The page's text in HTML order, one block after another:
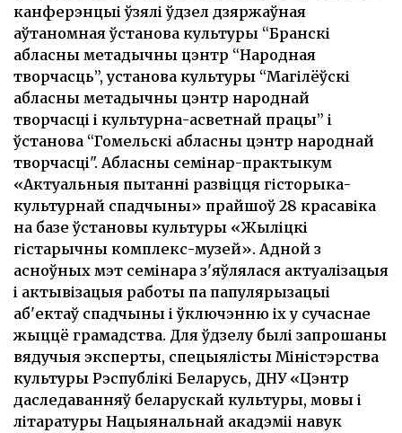
канферэнцыі ўзялі ўдзел дзяржаўная
аўтаномная ўстанова культуры “Бранскі
абласны метадычны цэнтр “Народная
творчасць”, установа культуры “Магілёўскі
абласны метадычны цэнтр народнай
творчасці і культурна-асветнай працы” і
ўстанова “Гомельскі абласны цэнтр народнай
творчасці". Абласны семінар-практыкум
«Актуальныя пытанні развіцця гісторыка-
культурнай спадчыны» прайшоў 28 красавіка
на базе ўстановы культуры «Жыліцкі
гістарычны комплекс-музей». Адной з
асноўных мэт семінара з'яўлялася актуалізацыя
і актывізацыя работы па папулярызацыі
аб'ектаў спадчыны і ўключэнню іх у сучаснае
жыццё грамадства. Для ўдзелу былі запрошаны
вядучыя эксперты, спецыялісты Міністэрства
культуры Рэспублікі Беларусь, ДНУ «Цэнтр
даследаванняў беларускай культуры, мовы і
літаратуры Нацыянальнай акадэміі навук